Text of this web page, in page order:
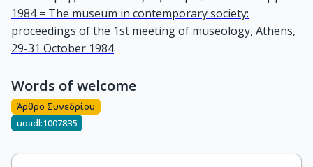
1984 = The museum in contemporary society:
proceedings of the 1st meeting of museology, Athens,
29-31 October 1984
Words of welcome
Άρθρο Συνεδρίου
uoadl:1007835